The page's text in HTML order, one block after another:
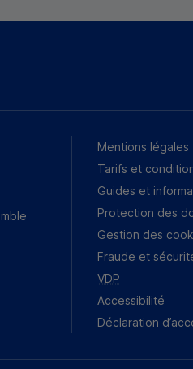
Mentions légales
Tarifs et
Guides et
Protection des
Gestion des
Fraude et
VDP
Accessibilité
Déclaration